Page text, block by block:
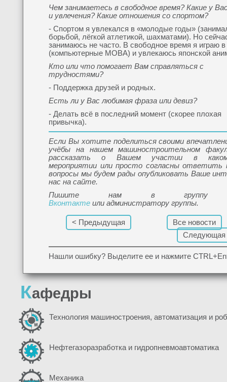
Чем занимаетесь в свободное время? Какие у
и увлечения? Какие отношения со спортом?
- Спортом я увлекался в «молодые годы»
борьбой, лёгкой атлетикой, шахматами). Но
занимаюсь не часто. В свободное время я играю в
(компьютерные MOBA) и увлекаюсь японской
Кто или что помогает Вам справляться с
трудностями?
- Поддержка друзей и родных.
Есть ли у Вас любимая фраза или девиз?
- Делать всё в последний момент (скорее плохая
привычка).
Если Вы хотите поделиться своими
учёбы на нашем машиностроительном
рассказать о Вашем участии в каком-
мероприятии или просто согласны ответить
вопросы мы будем рады опубликовать Ваше
нас на сайте.
Пишите нам в
Вконтакте или администратору группы.
< Предыдущая
Все новости
Следующая
Нашли ошибку? Выделите ее и нажмите
Кафедры
Технология машиностроения, автоматизация и
Нефтегазоразработка и гидропневмоавтоматика
Механика